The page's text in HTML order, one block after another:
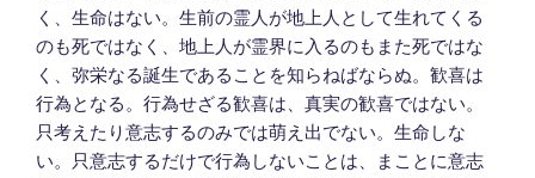
く、生命はない。生前の霊人が地上人として生れてくる
のも死ではなく、地上人が霊界に入るのもまた死ではな
く、弥栄なる誕生であることを知らねばならぬ。歓喜は
行為となる。行為せざる歓喜は、真実の歓喜ではない。
只考えたり意志するのみでは萌え出でない。生命しな
い。只意志するだけで行為しないことは、まことに意志